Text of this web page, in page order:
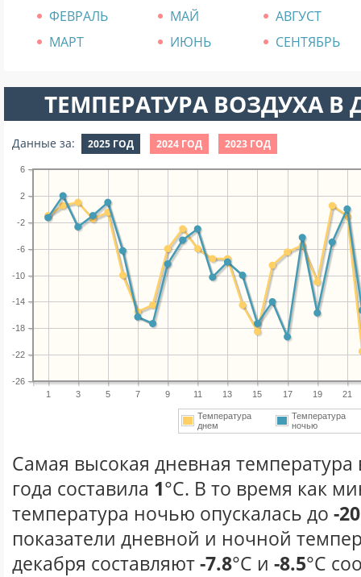
ФЕВРАЛЬ
МАЙ
АВГУСТ
МАРТ
ИЮНЬ СЕНТЯБРЬ
ТЕМПЕРАТУРА ВОЗДУХА В
Данные за: 2025 ГОД 2024 ГОД 2023 ГОД
1 3 5 7 9 11 13 15 17 19 21
-26
-22
-18
-14
-10
-6
-2
2
6
Температура
днем
Температура
ночью
Самая высокая дневная температура
года составила 1°С. В то время как
температура ночью опускалась до -20
показатели дневной и ночной
декабря составляют-7.8°С и -8.5°С